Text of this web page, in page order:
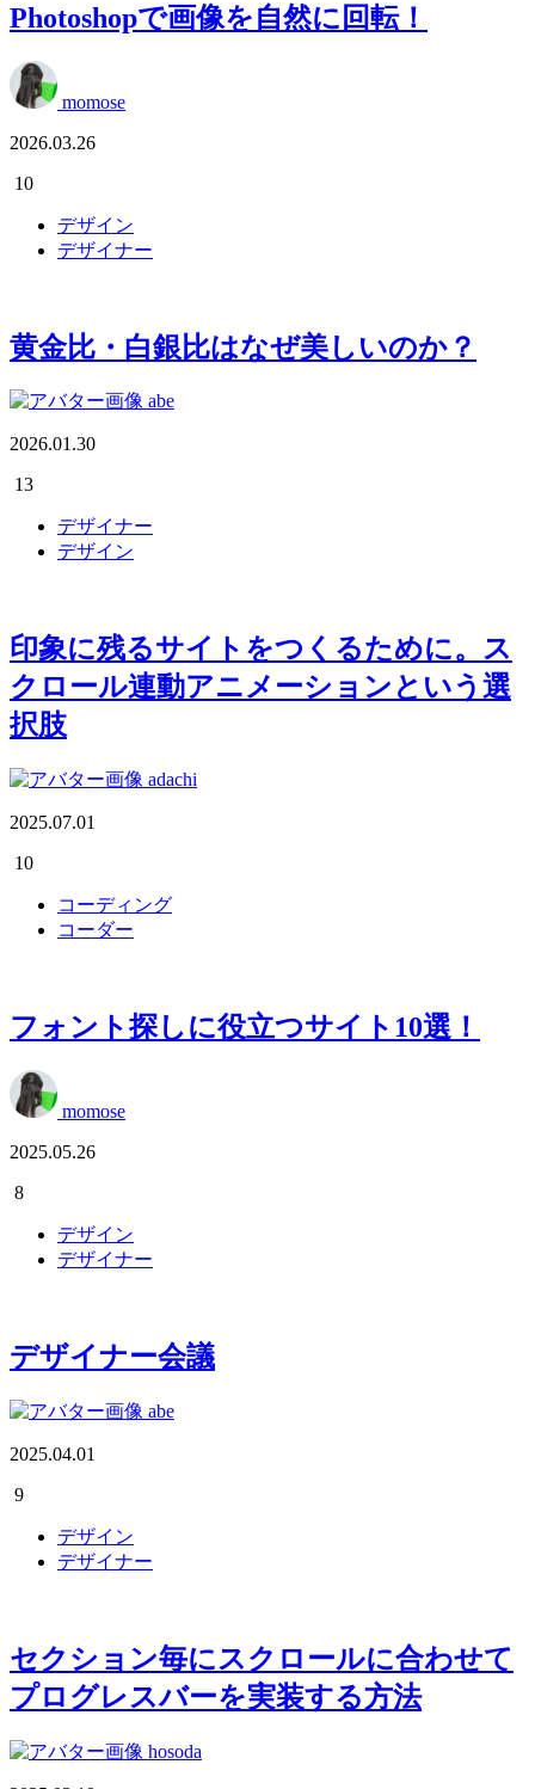
Photoshopで画像を自然に回転！
momose
2026.03.26
10
デザイン
デザイナー
黄金比・白銀比はなぜ美しいのか？
abe
2026.01.30
13
デザイナー
デザイン
印象に残るサイトをつくるために。ス
クロール連動アニメーションという選
択肢
adachi
2025.07.01
10
コーディング
コーダー
フォント探しに役立つサイト10選！
momose
2025.05.26
8
デザイン
デザイナー
デザイナー会議
abe
2025.04.01
9
デザイン
デザイナー
セクション毎にスクロールに合わせて
プログレスバーを実装する方法
hosoda